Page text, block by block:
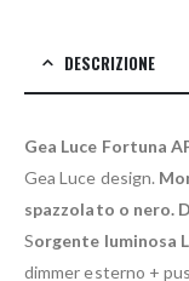
DESCRIZIONE
Gea Luce Fortuna
Gea Luce design.
spazzolato o nero.
Sorgente luminosa
dimmer esterno +